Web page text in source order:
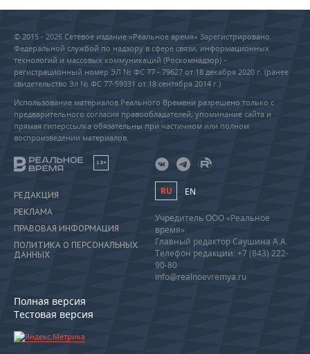
© 2015 - 2026 Сетевое издание «Реальное время» Зарегистрировано
Федеральной службой по надзору в сфере связи, информационных
технологий и массовых коммуникаций (Роскомнадзор) –
регистрационный номер ЭЛ № ФС 77 - 79627 от 18 декабря 2020 г. (ранее
свидетельство Эл № ФС 77-59331 от 18 сентября 2014 г.)
Использование материалов Реального Времени разрешено только с
предварительного согласия правообладателей, упоминание сайта и
прямая гиперссылка обязательны при частичном или полном
воспроизведении материалов.
18+
РЕДАКЦИЯ
РЕКЛАМА
ПРАВОВАЯ ИНФОРМАЦИЯ
ПОЛИТИКА О ПЕРСОНАЛЬНЫХ
ДАННЫХ
Полная версия
Тестовая версия
RU EN
Учредитель ООО «Реальное
время»
Главный редактор Саушина А.А.
Телефон редакции: +7 (843) 222-
90-80
info@realnoevremya.ru